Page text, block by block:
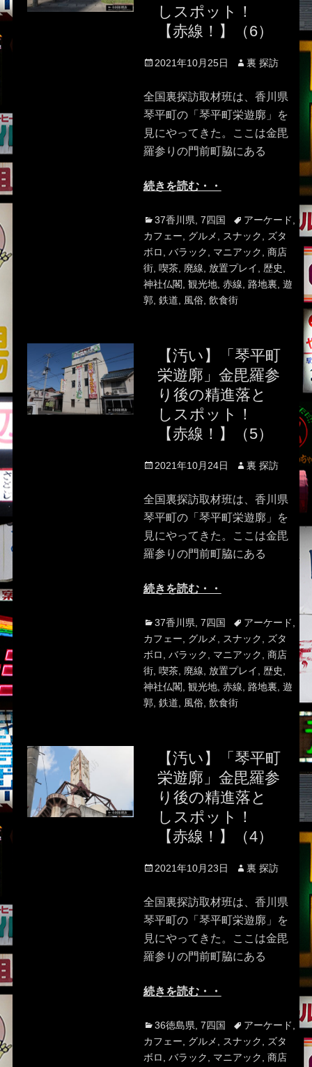
しスポット！
【赤線！】（6）
Posted
2021年10月25日 Author
裏 探訪
全国裏探訪取材班は、香川県
琴平町の「琴平町栄遊廓」を
見にやってきた。ここは金毘
羅参りの門前町脇にある
続きを読む・・
Categories
37香川県 7四国 Tagsアーケード
カフェー
グルメ スナック
ズタ
ボロ
バラック マニアック
商店
街, 喫茶, 廃線 放置プレイ 歴史
神社仏閣 観光地, 赤線 路地裏 遊
郭, 鉄道 風俗, 飲食街
【汚い】「琴平町
栄遊廓」金毘羅参
り後の精進落と
しスポット！
【赤線！】（5）
Posted
2021年10月24日 Author
裏 探訪
全国裏探訪取材班は、香川県
琴平町の「琴平町栄遊廓」を
見にやってきた。ここは金毘
羅参りの門前町脇にある
続きを読む・・
Categories
37香川県 7四国 Tagsアーケード
カフェー
グルメ スナック
ズタ
ボロ
バラック マニアック
商店
街, 喫茶, 廃線 放置プレイ 歴史
神社仏閣 観光地, 赤線 路地裏 遊
郭, 鉄道 風俗, 飲食街
【汚い】「琴平町
栄遊廓」金毘羅参
り後の精進落と
しスポット！
【赤線！】（4）
Posted
2021年10月23日 Author
裏 探訪
全国裏探訪取材班は、香川県
琴平町の「琴平町栄遊廓」を
見にやってきた。ここは金毘
羅参りの門前町脇にある
続きを読む・・
Categories
36徳島県 7四国 Tagsアーケード
カフェー
グルメ スナック
ズタ
ボロ
バラック マニアック
商店